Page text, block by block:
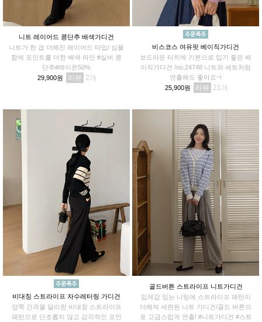
니트 레이어드 콩단추 배색가디건
니트가 한 겹 더해진 레이어드 타입/ 심플
함에 포인트를 더한 배색 라인 #실버 콩
단추#레이온50%
29,900원
리뷰 2
비스코스 여유핏 베이직가디건
보드라운 터치에 기본으로 입기 좋은 베
이직가디건 /no.24748 니트와 세트처럼
연출해도 좋아요~!
25,900원
리뷰 21
비대칭 스트라이프 자수레터링 가디건
양쪽 간격을 달리한 비대칭 스트라이프
패턴으로 단조롭지 않고 감각적인 포인
골드버튼 스트라이프 니트가디건
입체감 있는 니팅에 스트라이프 패턴이
더해져 세련된 니트 가디건/골드 버튼으
로 고급스럽게 연출! #니트가디건 #스트